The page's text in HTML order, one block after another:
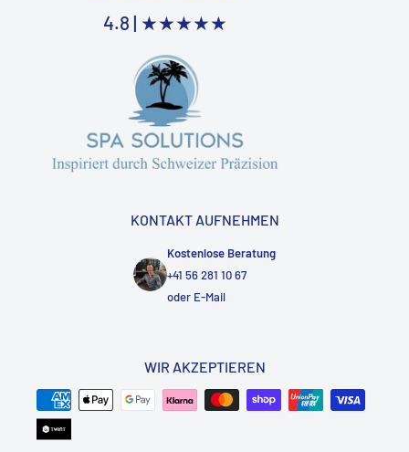
4.8 | ★★★★★
KONTAKT AUFNEHMEN
Kostenlose Beratung
+41 56 281 10 67
oder E-Mail
WIR AKZEPTIEREN